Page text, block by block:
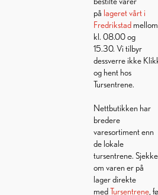
på lageret vårt i
Fredrikstadmellom
kl. 08.00 og
15.30. Vi tilbyr
dessverre ikke
og hent hos
Tursentrene.
Nettbutikken har
bredere
varesortiment enn
de lokale
tursentrene. Sjekke
om varen er på
lager direkte
medTursentrene,